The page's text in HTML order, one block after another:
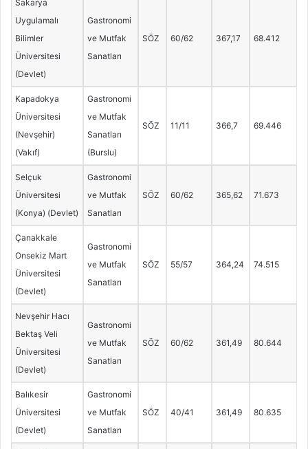
Sakarya
Uygulamalı
Bilimler
Üniversitesi
(Devlet)
Gastronomi
ve Mutfak
Sanatları
SÖZ 60/62 367,17 68.412
Kapadokya
Üniversitesi
(Nevşehir)
(Vakıf)
Gastronomi
ve Mutfak
Sanatları
(Burslu)
SÖZ 11/11 366,7 69.446
Selçuk
Üniversitesi
(Konya) (Devlet)
Gastronomi
ve Mutfak
Sanatları
SÖZ 60/62 365,62 71.673
Çanakkale
Onsekiz Mart
Üniversitesi
(Devlet)
Gastronomi
ve Mutfak
Sanatları
SÖZ 55/57 364,24 74.515
Nevşehir Hacı
Bektaş Veli
Üniversitesi
(Devlet)
Gastronomi
ve Mutfak
Sanatları
SÖZ 60/62 361,49 80.644
Balıkesir
Üniversitesi
(Devlet)
Gastronomi
ve Mutfak
Sanatları
SÖZ 40/41 361,49 80.635